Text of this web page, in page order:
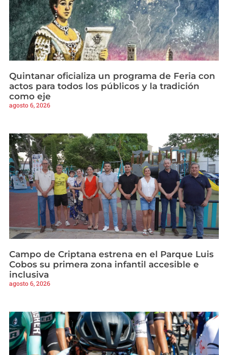
Quintanar oficializa un programa de Feria con
actos para todos los públicos y la tradición
como eje
agosto 6, 2026
Campo de Criptana estrena en el Parque Luis
Cobos su primera zona infantil accesible e
inclusiva
agosto 6, 2026